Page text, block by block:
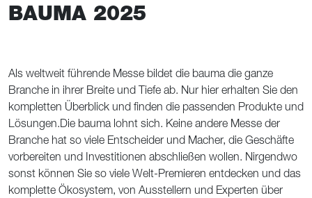
BAUMA 2025
Als weltweit führende Messe bildet die bauma die ganze
Branche in ihrer Breite und Tiefe ab. Nur hier erhalten Sie den
kompletten Überblick und finden die passenden Produkte und
Lösungen.Die bauma lohnt sich. Keine andere Messe der
Branche hat so viele Entscheider und Macher, die Geschäfte
vorbereiten und Investitionen abschließen wollen. Nirgendwo
sonst können Sie so viele Welt-Premieren entdecken und das
komplette Ökosystem, von Ausstellern und Experten über